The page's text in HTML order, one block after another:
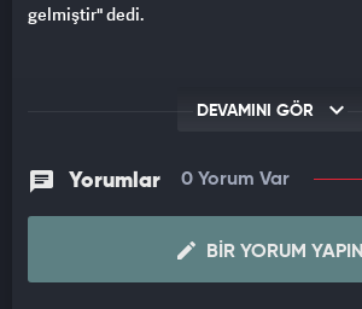
gelmiştir" dedi.
DEVAMINI GÖR
Yorumlar 0 Yorum Var
BIR YORUM YAPIN